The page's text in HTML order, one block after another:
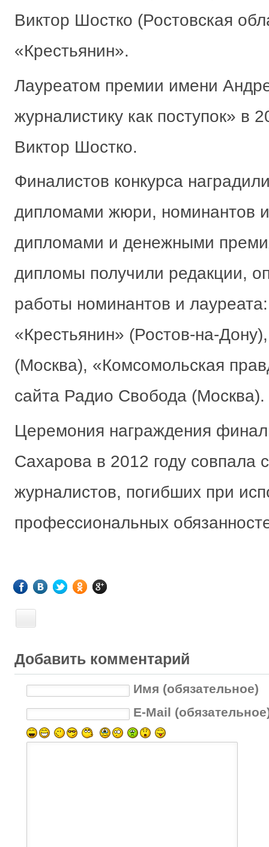
Виктор Шостко (Ростовская
«Крестьянин».
Лауреатом премии имени
журналистику как поступок» в
Виктор Шостко.
Финалистов конкурса
дипломами жюри, номинантов
дипломами и денежными
дипломы получили редакции,
работы номинантов и лауреата:
«Крестьянин» (Ростов-на-
(Москва), «Комсомольская
сайта Радио Свобода (Москва).
Церемония награждения
Сахарова в 2012 году совпала
журналистов, погибших при
профессиональных
Добавить комментарий
Имя (обязательное)
E-Mail